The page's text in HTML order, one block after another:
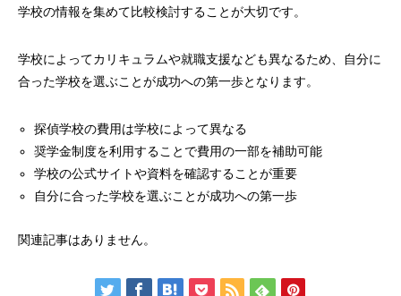
学校の情報を集めて比較検討することが大切です。
学校によってカリキュラムや就職支援なども異なるため、自分に
合った学校を選ぶことが成功への第一歩となります。
探偵学校の費用は学校によって異なる
奨学金制度を利用することで費用の一部を補助可能
学校の公式サイトや資料を確認することが重要
自分に合った学校を選ぶことが成功への第一歩
関連記事はありません。